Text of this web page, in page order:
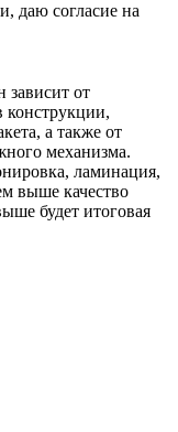
даю согласие на
зависит от
конструкции,
а также от
механизма.
ламинация,
выше качество
будет итоговая